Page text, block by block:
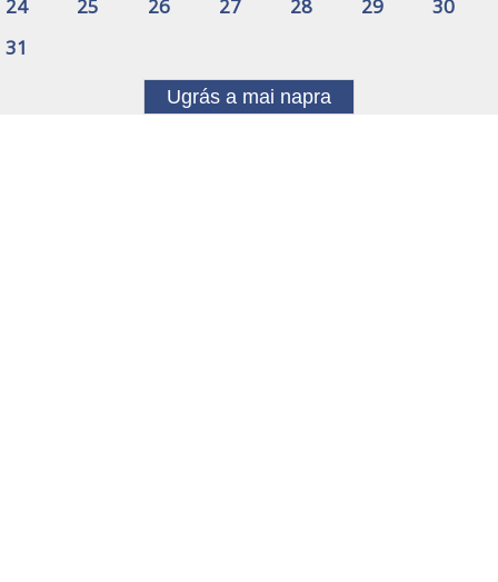
24
25 26 27 28 29
30
31
Ugrás a mai napra